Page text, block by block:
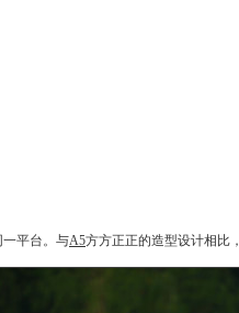
一平台。与A5方方正正的造型设计相比，